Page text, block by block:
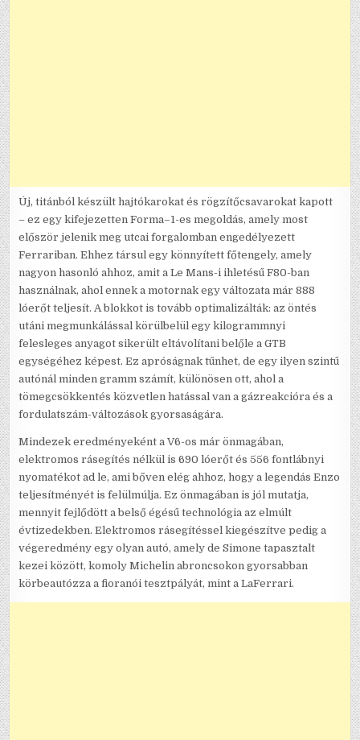
Új, titánból készült hajtókarokat és rögzítőcsavarokat kapott
– ez egy kifejezetten Forma–1-es megoldás, amely most
először jelenik meg utcai forgalomban engedélyezett
Ferrariban. Ehhez társul egy könnyített főtengely, amely
nagyon hasonló ahhoz, amit a Le Mans-i ihletésű F80-ban
használnak, ahol ennek a motornak egy változata már 888
lóerőt teljesít. A blokkot is tovább optimalizálták: az öntés
utáni megmunkálással körülbelül egy kilogrammnyi
felesleges anyagot sikerült eltávolítani belőle a GTB
egységéhez képest. Ez apróságnak tűnhet, de egy ilyen szintű
autónál minden gramm számít, különösen ott, ahol a
tömegcsökkentés közvetlen hatással van a gázreakcióra és a
fordulatszám-változások gyorsaságára.
Mindezek eredményeként a V6-os már önmagában,
elektromos rásegítés nélkül is 690 lóerőt és 556 fontlábnyi
nyomatékot ad le, ami bőven elég ahhoz, hogy a legendás Enzo
teljesítményét is felülmúlja. Ez önmagában is jól mutatja,
mennyit fejlődött a belső égésű technológia az elmúlt
évtizedekben. Elektromos rásegítéssel kiegészítve pedig a
végeredmény egy olyan autó, amely de Simone tapasztalt
kezei között, komoly Michelin abroncsokon gyorsabban
körbeautózza a fioranói tesztpályát, mint a LaFerrari.